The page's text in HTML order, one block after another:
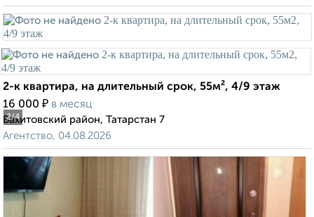
2/4
2-к квартира, на длительный срок, 55м², 4/9 этаж
16 000 ₽ в месяц
Вахитовский район, Татарстан 7
Агентство, 04.08.2026